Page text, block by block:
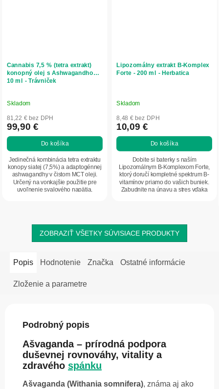
Cannabis 7,5 % (tetra extrakt)
konopný olej s Ashwagandhou -
10 ml - Trávniček
Skladom
81,22 € bez DPH
99,90 €
Do košíka
Jedinečná kombinácia tetra extraktu
konopy siatej (7,5%) a adaptogénnej
ashwagandhy v čistom MCT oleji.
Určený na vonkajšie použitie pre
uvoľnenie svalového napätia,
Lipozomálny extrakt B-Komplex
Forte - 200 ml - Herbatica
Skladom
8,48 € bez DPH
10,09 €
Do košíka
Dobite si baterky s naším
Lipozomálnym B-Komplexom Forte,
ktorý doručí kompletné spektrum B-
vitamínov priamo do vašich buniek.
Zabudnite na únavu a stres vďaka
ZOBRAZIŤ VŠETKY SÚVISIACE PRODUKTY
Popis Hodnotenie Značka Ostatné informácie
Zloženie a parametre
Podrobný popis
Ašvaganda – prírodná podpora
duševnej rovnováhy, vitality a
zdravého spánku
Ašvaganda (Withania somnifera), známa aj ako